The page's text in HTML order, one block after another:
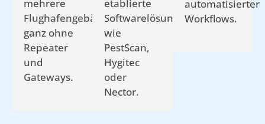
mehrere
Flughafengebäude,
ganz ohne
Repeater
und
Gateways.
etablierte
Softwarelösungen
wie
PestScan,
Hygitec
oder
Nector.
automatisierter
Workflows.